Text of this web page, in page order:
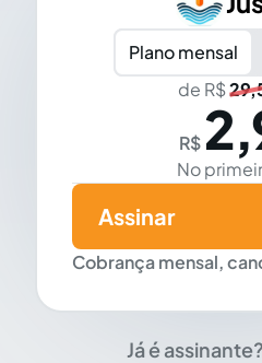
Plano mensal
de R$
R$
No
Cobrança mensal,
Assinar
Já é assinante?